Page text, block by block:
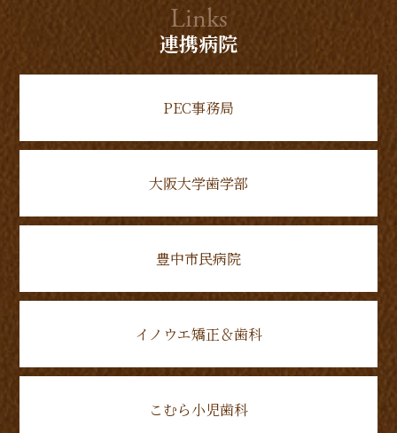
Links
連携病院
PEC事務局
大阪大学歯学部
豊中市民病院
イノウエ矯正＆歯科
こむら小児歯科